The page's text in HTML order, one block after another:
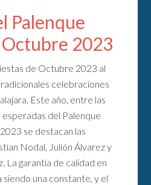
Palenque
2023
de Octubre 2023 al
celebraciones
Este año, entre las
del Palenque
se destacan las
Nodal, Julión Álvarez y
La garantía de calidad en
una constante, y el